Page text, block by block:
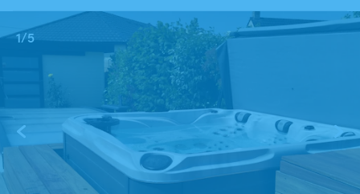
1/5